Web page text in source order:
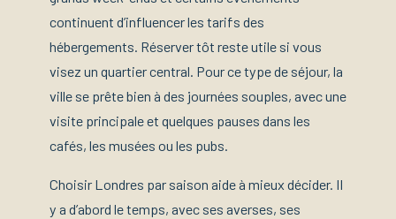
continuent d’influencer les tarifs des
hébergements. Réserver tôt reste utile si vous
visez un quartier central. Pour ce type de séjour, la
ville se prête bien à des journées souples, avec une
visite principale et quelques pauses dans les
cafés, les musées ou les pubs.
Choisir Londres par saison aide à mieux décider. Il
y a d’abord le temps, avec ses averses, ses